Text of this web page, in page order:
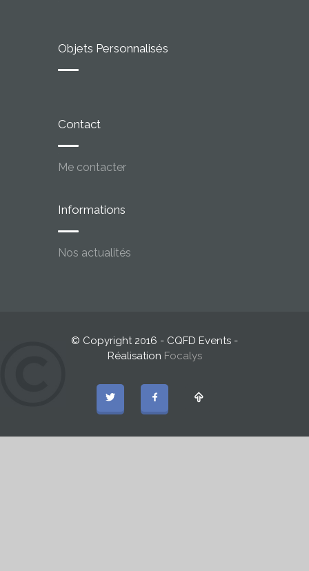
Objets Personnalisés
Contact
Me contacter
Informations
Nos actualités
© Copyright 2016 - CQFD Events -
Réalisation Focalys